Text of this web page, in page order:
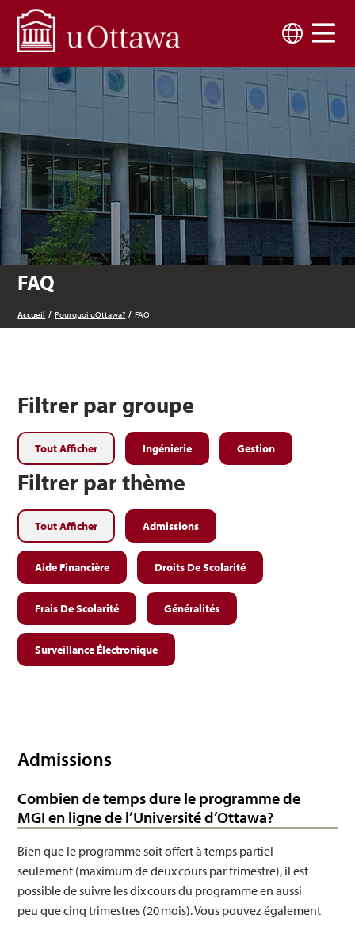
FAQ
Accueil Pourquoi uOttawa? FAQ
Filtrer par groupe
Tout Afficher Ingénierie Gestion
Filtrer par thème
Tout Afficher Admissions
Aide Financière Droits De Scolarité
Frais De Scolarité Généralités
Surveillance Électronique
Admissions
Combien de temps dure le programme de
MGI en ligne de l’Université d’Ottawa?
Bien que le programme soit offert à temps partiel
seulement (maximum de deux cours par trimestre), il est
possible de suivre les dix cours du programme en aussi
peu que cinq trimestres (20 mois). Vous pouvez également